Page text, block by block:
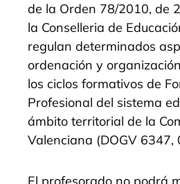
de la Orden 78/2010, de
la Conselleria de
regulan determinados
ordenación y
los ciclos formativos de
Profesional del sistema
ámbito territorial de la
Valenciana (DOGV 6347,